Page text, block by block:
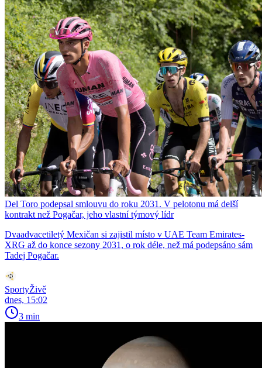
Del Toro podepsal smlouvu do roku 2031. V pelotonu má delší
kontrakt než Pogačar, jeho vlastní týmový lídr
Dvaadvacetiletý Mexičan si zajistil místo v UAE Team Emirates-
XRG až do konce sezony 2031, o rok déle, než má podepsáno sám
Tadej Pogačar.
SportyŽivě
dnes, 15:02
3 min